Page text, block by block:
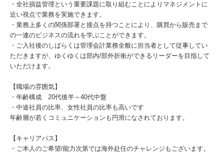
・全社損益管理という重要課題に取り組むことによりマネジメントに
近い視点で業務を実施できます。
・業務上多くの関係部署と接点を持つことにより、購買から販売まで
の一連のビジネスの流れを学ぶことができます。
・ご入社後のしばらくは管理会計業務全般に担当者として従事してい
ただきますが、ゆくゆくは部内/部外折衝ができるリーダーを目指して
いただけます。
【職場の雰囲気】
・年齢構成 20代後半～40代中盤
・中途社員の比率、女性社員の比率も高いです
年齢層が若くコミュニケーションも円滑になされております。
【キャリアパス】
・ご本人のご希望/能力次第では海外赴任のチャレンジもございます。